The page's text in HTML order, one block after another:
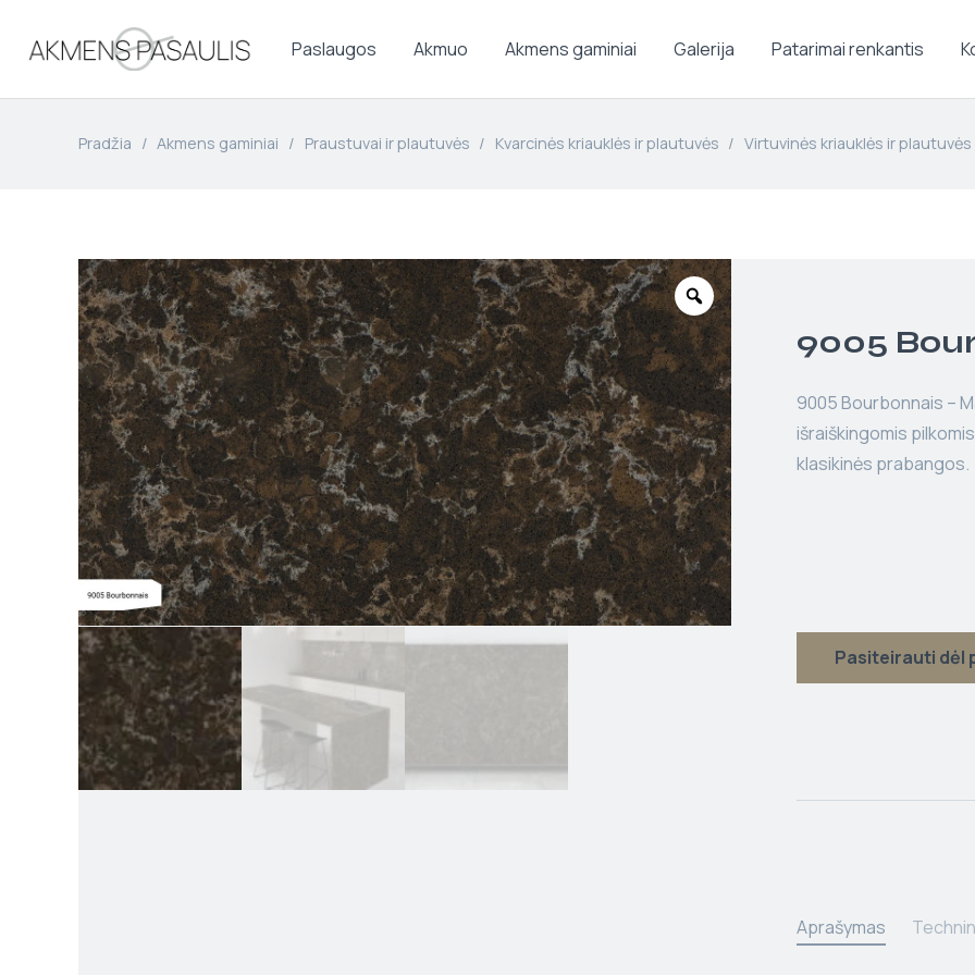
Paslaugos Akmuo Akmens gaminiai Galerija Patarimai renkantis
Pradžia / Akmens gaminiai / Praustuvai ir plautuvės / Kvarcinės kriauklės ir plautuvės / Virtuvinės kriauklės ir plautuvės
9005
9005 Bourbonnais –
išraiškingomis
klasikinės prabangos.
Pasiteirauti dėl
Aprašymas